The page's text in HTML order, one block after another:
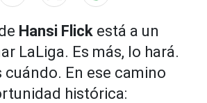
Hansi Flick está a un
LaLiga. Es más, lo hará.
En ese camino
histórica: